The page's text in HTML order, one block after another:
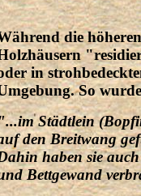
die
in
So
Städtlein
den Breitwang
haben sie
Bettgewand